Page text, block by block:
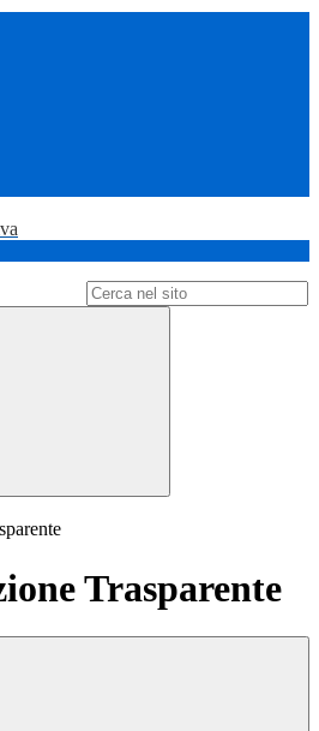
Trasparente